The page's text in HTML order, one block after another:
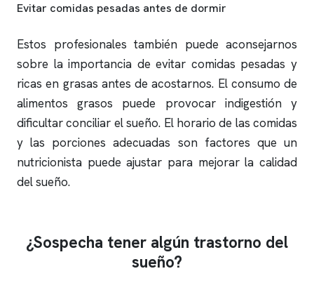
Evitar comidas pesadas antes de dormir
Estos profesionales también puede aconsejarnos
sobre la importancia de evitar comidas pesadas y
ricas en grasas antes de acostarnos. El consumo de
alimentos grasos puede provocar indigestión y
dificultar conciliar el sueño. El horario de las comidas
y las porciones adecuadas son factores que un
nutricionista puede ajustar para mejorar la calidad
del sueño.
¿Sospecha tener algún trastorno del
sueño?